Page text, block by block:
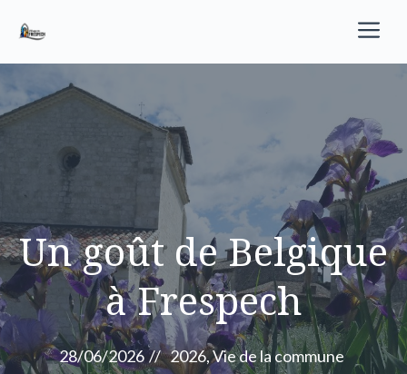
contenu
Un goût de Belgique
à Frespech
28/06/2026 // 2026,Vie de la commune